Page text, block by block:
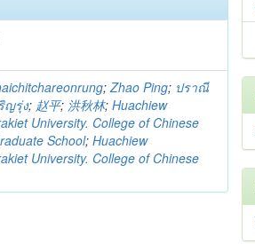
;Zhao Ping; ปราณี
ญรุ่ง; 赵平; 洪秋林;Huachiew
University. College of Chinese
School;Huachiew
University. College of Chinese